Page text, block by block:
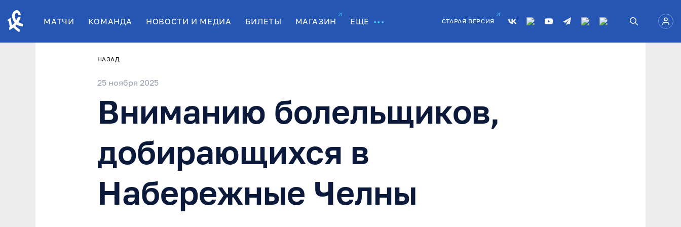
МАТЧИ КОМАНДА НОВОСТИ И МЕДИА БИЛЕТЫ МАГАЗИН ЕЩЕ СТАРАЯ ВЕРСИЯ
НАЗАД
25 ноября 2025
Вниманию болельщиков,
добирающихся в
Набережные Челны